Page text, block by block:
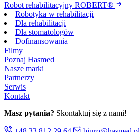
Robot rehabilitacyjny ROBERT®
Robotyka w rehabilitacji
Dla rehabilitacji
Dla stomatologów
Dofinansowania
Filmy
Poznaj Hasmed
Nasze marki
Partnerzy
Serwis
Kontakt
Masz pytania? Skontaktuj się z nami!